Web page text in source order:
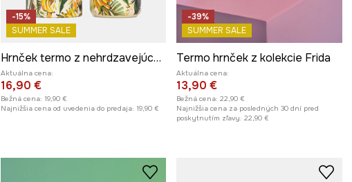
-15%
SUMMER SALE
Hrnček termo z nehrdzavejúcej ocele 480 ml
Aktuálna cena:
16,90 €
Bežná cena: 19,90 €
Najnižšia cena od uvedenia do predaja: 19,90 €
-39%
SUMMER SALE
Termo hrnček z kolekcie Frida
Aktuálna cena:
13,90 €
Bežná cena: 22,90 €
Najnižšia cena za posledných 30 dní pred
poskytnutím zľavy: 22,90 €